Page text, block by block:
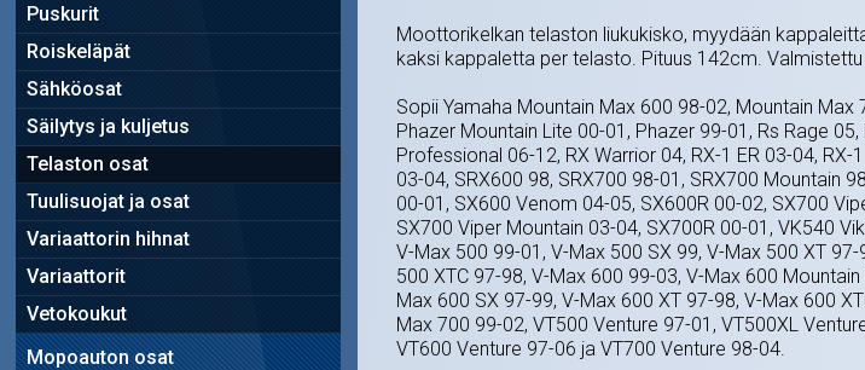
Puskurit
Roiskeläpät
Sähköosat
Säilytys ja kuljetus
Telaston osat
Tuulisuojat ja osat
Variaattorin hihnat
Variaattorit
Vetokoukut
Mopoauton osat
Moottorikelkan telaston liukukisko, myydään
kaksi kappaletta per telasto. Pituus 142cm.
Sopii Yamaha Mountain Max 600 98-02, Mountain Max
Phazer Mountain Lite 00-01, Phazer 99-01, Rs Rage 05,
Professional 06-12, RX Warrior 04, RX-1 ER 03-04, RX-
03-04, SRX600 98, SRX700 98-01, SRX700 Mountain
00-01, SX600 Venom 04-05, SX600R 00-02, SX700
SX700 Viper Mountain 03-04, SX700R 00-01, VK540
V-Max 500 99-01, V-Max 500 SX 99, V-Max 500 XT 97-
500 XTC 97-98, V-Max 600 99-03, V-Max 600 Mountain
Max 600 SX 97-99, V-Max 600 XT 97-98, V-Max 600
Max 700 99-02, VT500 Venture 97-01, VT500XL
VT600 Venture 97-06 ja VT700 Venture 98-04.